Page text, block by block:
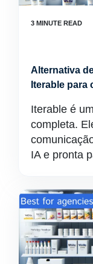
Alternativa
Iterable
Iterable é
completa.
IA e pronta